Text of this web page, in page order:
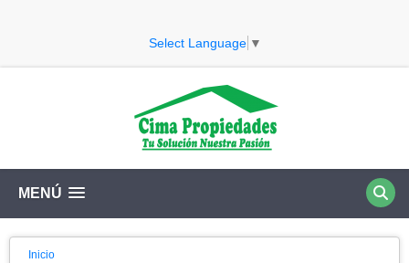
Select Language ▼
MENÚ
Inicio